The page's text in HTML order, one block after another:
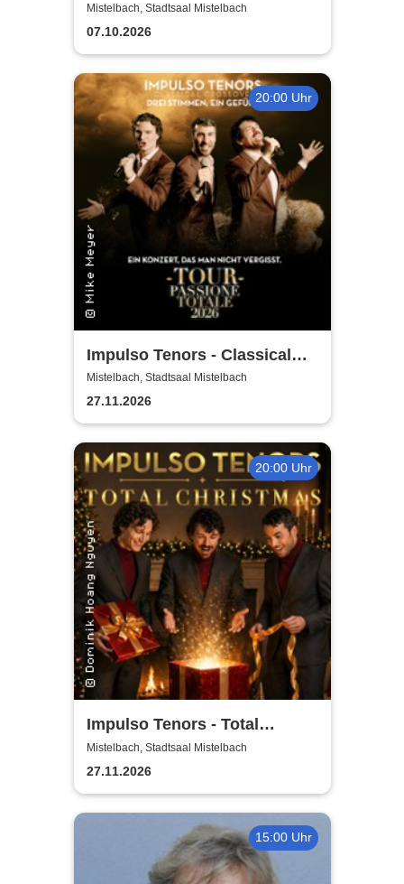
Mistelbach, Stadtsaal Mistelbach
07.10.2026
20:00 Uhr
Impulso Tenors - Classical
Crossover
Mistelbach, Stadtsaal Mistelbach
27.11.2026
20:00 Uhr
Impulso Tenors - Total
Christmas
Mistelbach, Stadtsaal Mistelbach
27.11.2026
15:00 Uhr